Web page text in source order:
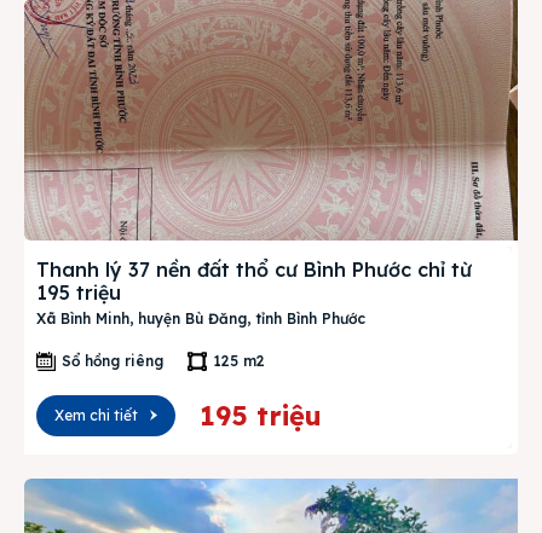
Thanh lý 37 nền đất thổ cư Bình Phước chỉ từ
195 triệu
Xã Bình Minh, huyện Bù Đăng, tỉnh Bình Phước
Sổ hồng riêng 125 m2
Xem chi tiết 195 triệu